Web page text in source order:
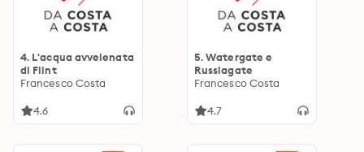
4. L'acqua avvelenata
di Flint
Francesco Costa
4.6
5. Watergate e
Russiagate
Francesco Costa
4.7